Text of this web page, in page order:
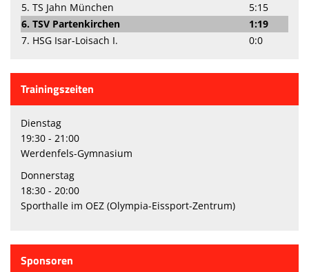
5. TS Jahn München
5:15
6. TSV Partenkirchen
1:19
7. HSG Isar-Loisach I.
0:0
Trainingszeiten
Dienstag
19:30 - 21:00
Werdenfels-Gymnasium
Donnerstag
18:30 - 20:00
Sporthalle im OEZ (Olympia-Eissport-Zentrum)
Sponsoren